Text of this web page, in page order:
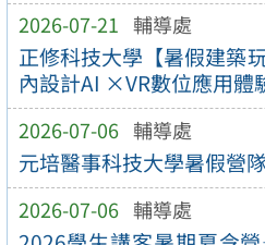
2026-07-21 輔導處
正修科技大學【暑假建築
內設計AI ×VR數位應用體
2026-07-06 輔導處
元培醫事科技大學暑假營
2026-07-06 輔導處